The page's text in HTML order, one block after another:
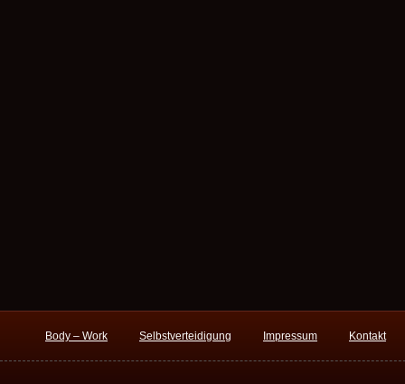
Body – Work Selbstverteidigung Impressum Kontakt